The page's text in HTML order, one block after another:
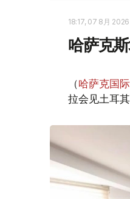
18:17, 07 8月 2026
哈萨克
（哈萨克国
拉会见土耳其